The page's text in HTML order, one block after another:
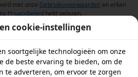
met onze Gebruiksvoorwaarden en erken
Privacybeleid hebt gelezen.
cookie-instellingen
soortgelijke technologieën om onze
de beste ervaring te bieden, om de
te adverteren, om ervoor te zorgen